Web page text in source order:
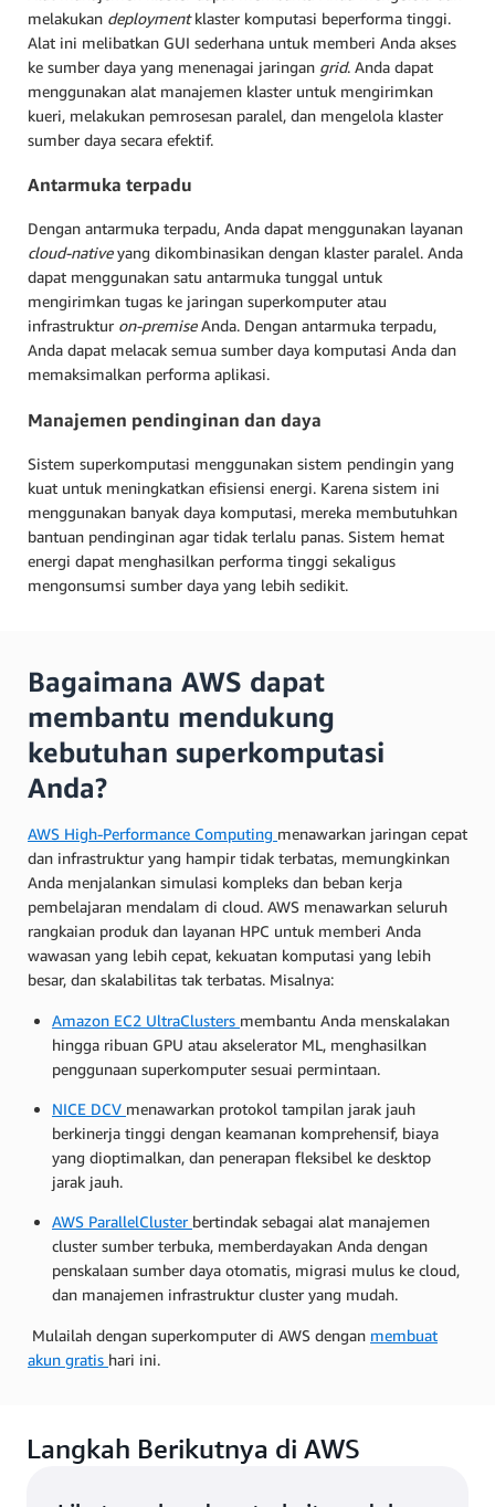
melakukan deploymentklaster komputasi beperforma tinggi.
Alat ini melibatkan GUI sederhana untuk memberi Anda akses
ke sumber daya yang menenagai jaringan grid. Anda dapat
menggunakan alat manajemen klaster untuk mengirimkan
kueri, melakukan pemrosesan paralel, dan mengelola klaster
sumber daya secara efektif.
Antarmuka terpadu
Dengan antarmuka terpadu, Anda dapat menggunakan layanan
cloud-nativeyang dikombinasikan dengan klaster paralel. Anda
dapat menggunakan satu antarmuka tunggal untuk
mengirimkan tugas ke jaringan superkomputer atau
infrastruktur on-premiseAnda. Dengan antarmuka terpadu,
Anda dapat melacak semua sumber daya komputasi Anda dan
memaksimalkan performa aplikasi.
Manajemen pendinginan dan daya
Sistem superkomputasi menggunakan sistem pendingin yang
kuat untuk meningkatkan efisiensi energi. Karena sistem ini
menggunakan banyak daya komputasi, mereka membutuhkan
bantuan pendinginan agar tidak terlalu panas. Sistem hemat
energi dapat menghasilkan performa tinggi sekaligus
mengonsumsi sumber daya yang lebih sedikit.
Bagaimana AWS dapat
membantu mendukung
kebutuhan superkomputasi
Anda?
AWS High-Performance Computing menawarkan jaringan cepat
dan infrastruktur yang hampir tidak terbatas, memungkinkan
Anda menjalankan simulasi kompleks dan beban kerja
pembelajaran mendalam di cloud. AWS menawarkan seluruh
rangkaian produk dan layanan HPC untuk memberi Anda
wawasan yang lebih cepat, kekuatan komputasi yang lebih
besar, dan skalabilitas tak terbatas. Misalnya:
Amazon EC2 UltraClusters membantu Anda menskalakan
hingga ribuan GPU atau akselerator ML, menghasilkan
penggunaan superkomputer sesuai permintaan.
NICE DCV menawarkan protokol tampilan jarak jauh
berkinerja tinggi dengan keamanan komprehensif, biaya
yang dioptimalkan, dan penerapan fleksibel ke desktop
jarak jauh.
AWS ParallelCluster bertindak sebagai alat manajemen
cluster sumber terbuka, memberdayakan Anda dengan
penskalaan sumber daya otomatis, migrasi mulus ke cloud,
dan manajemen infrastruktur cluster yang mudah.
Mulailah dengan superkomputer di AWS dengan membuat
akun gratis hari ini.
Langkah Berikutnya di AWS